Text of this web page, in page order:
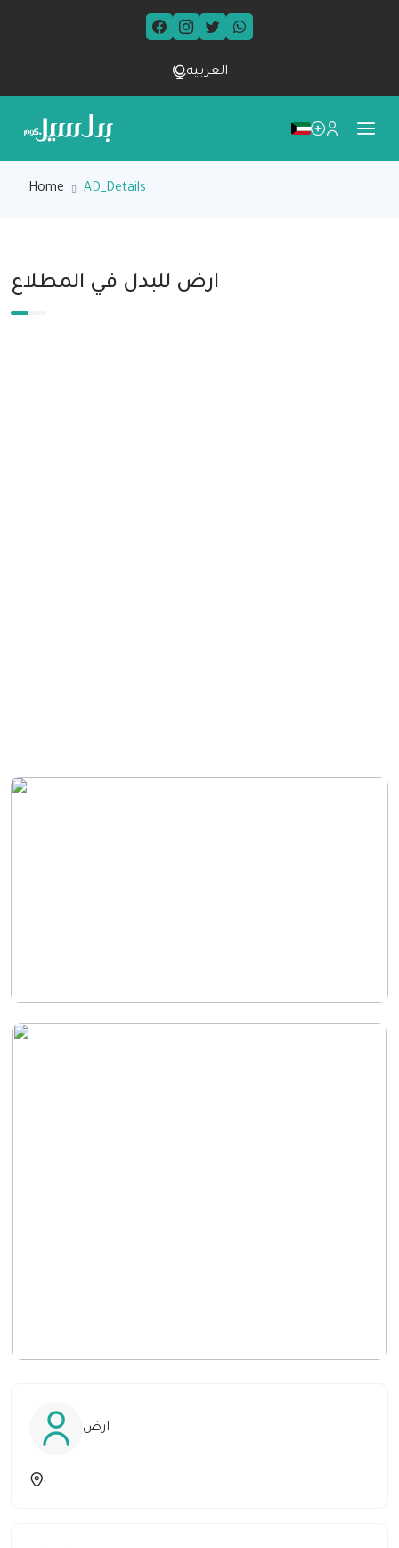
العربيه
Home AD_Details
ارض للبدل في المطلاع
ارض
,